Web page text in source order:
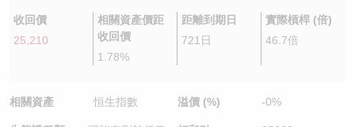
收回價
25,210
相關資產價距
收回價
1.78%
距離到期日
721日
實際槓桿 (倍)
46.7倍
相關資產 恒生指數 溢價 (%) -0%
牛熊證文件及公告